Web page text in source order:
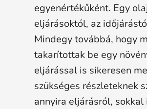
egyenértékűként. Egy
eljárásoktól, az
Mindegy továbbá, hogy
takarítottak be egy
eljárással is sikeresen
szükséges részleteknek
annyira eljárásról,